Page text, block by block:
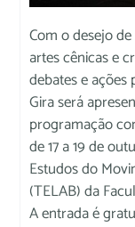
Com o desejo
artes cênicas e
debates e ações
Gira será
programação
de 17 a 19 de
Estudos do
(TELAB) da
A entrada é